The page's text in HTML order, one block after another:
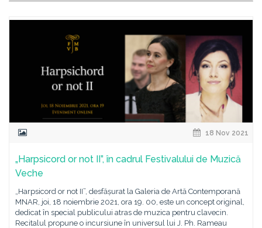
18 Nov 2021
„Harpsicord or not II”, în cadrul Festivalului de Muzică
Veche
„Harpsicord or not II”, desfășurat la Galeria de Artă Contemporană
MNAR, joi, 18 noiembrie 2021, ora 19. 00, este un concept original,
dedicat în special publicului atras de muzica pentru clavecin.
Recitalul propune o incursiune în universul lui J. Ph. Rameau